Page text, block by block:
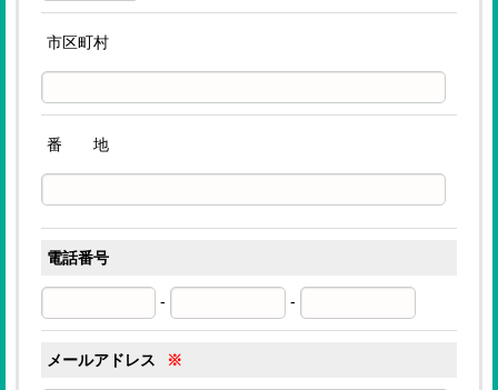
市区町村
番 地
電話番号
- -
メールアドレス ※